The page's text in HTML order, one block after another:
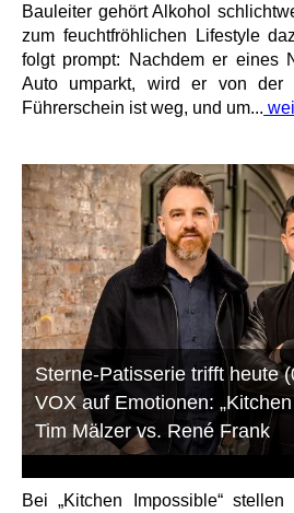
Bauleiter gehört Alkohol
zum feuchtfröhlichen Lifestyle
folgt prompt: Nachdem er eines
Auto umparkt, wird er von der
Führerschein ist weg, und um...
Sterne-Patisserie trifft heute
VOX auf Emotionen:
Tim Mälzer vs. René Frank
Bei „Kitchen Impossible“